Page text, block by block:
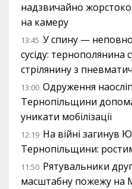
надзвичайно
на камеру
13:45 У спину —
сусіду: тернополянина
стрілянину з
13:00 Одруження
Тернопільщини
уникати мобілізації
12:19 На війні загинув
Тернопільщини:
11:50 Рятувальники
масштабну пожежу на